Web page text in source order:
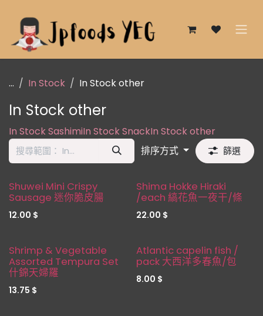
... In Stock In Stock other
In Stock other
In Stock SashimiIn Stock SnackIn Stock other
排序方式
篩選
Shuwei Mini Crispy
Sausage 迷你脆皮腸
12.00 $
Shima Hokke Hiraki
/each 縞花魚一夜干/條
22.00 $
Shrimp & Vegetable
Assorted Tempura Set
什錦天婦羅
13.75 $
Restocked
Atlantic capelin fish /
pack 大西洋多春魚/包
8.00 $